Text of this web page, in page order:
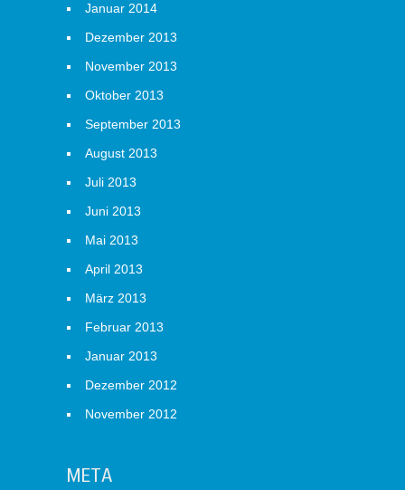
Januar 2014
Dezember 2013
November 2013
Oktober 2013
September 2013
August 2013
Juli 2013
Juni 2013
Mai 2013
April 2013
März 2013
Februar 2013
Januar 2013
Dezember 2012
November 2012
META